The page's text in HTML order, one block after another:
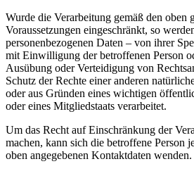
Wurde die Verarbeitung gemäß den oben
Voraussetzungen eingeschränkt, so
personenbezogenen Daten – von ihrer
mit Einwilligung der betroffenen Person
Ausübung oder Verteidigung von
Schutz der Rechte einer anderen
oder aus Gründen eines wichtigen
oder eines Mitgliedstaats verarbeitet.
Um das Recht auf Einschränkung der
machen, kann sich die betroffene Person
oben angegebenen Kontaktdaten wenden.